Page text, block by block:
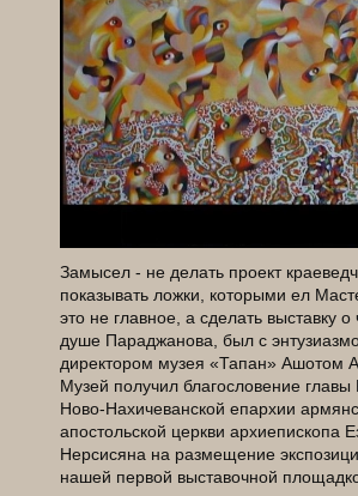
Замысел - не делать проект
показывать ложки, которыми ел
это не главное, а сделать выставку о
душе Параджанова, был с
директором музея «Тапан» Ашотом
Музей получил благословение главы
Ново‑Нахичеванской епархии
апостольской церкви архиепископа
Нерсисяна на размещение
нашей первой выставочной